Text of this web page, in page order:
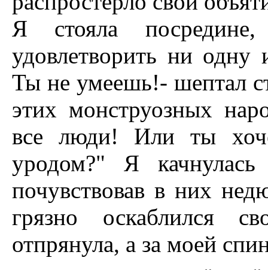
Я стояла
удовлетворить ни одну
Ты не умеешь!- шептал
этих монструозных
все люди! Или ты
уродом?" Я качнулась
почувствовав в них
грязно оскаблился
отпрянула, а за моей